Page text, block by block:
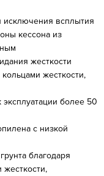
исключения всплытия
кессона из
жесткости
жесткости,
более 50
с низкой
благодаря